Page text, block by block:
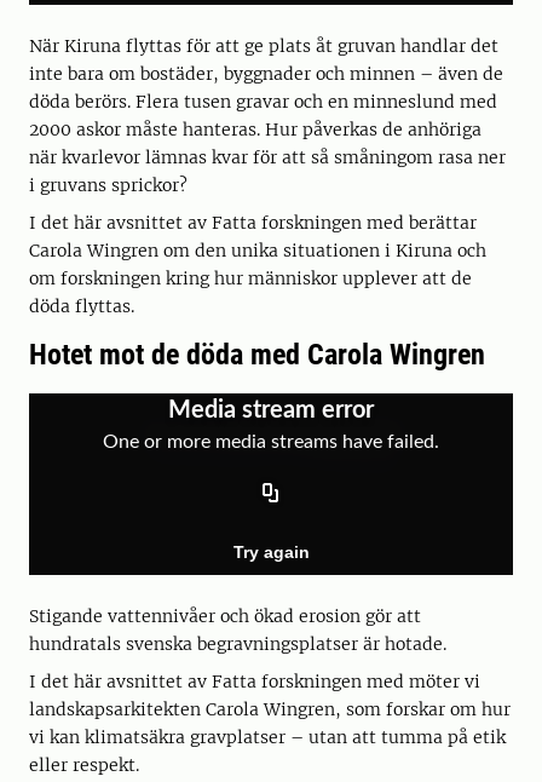
När Kiruna flyttas för att ge plats åt gruvan handlar det
inte bara om bostäder, byggnader och minnen – även de
döda berörs. Flera tusen gravar och en minneslund med
2000 askor måste hanteras. Hur påverkas de anhöriga
när kvarlevor lämnas kvar för att så småningom rasa ner
i gruvans sprickor?
I det här avsnittet av Fatta forskningen med berättar
Carola Wingren om den unika situationen i Kiruna och
om forskningen kring hur människor upplever att de
döda flyttas.
Hotet mot de döda med Carola Wingren
Stigande vattennivåer och ökad erosion gör att
hundratals svenska begravningsplatser är hotade.
I det här avsnittet av Fatta forskningen med möter vi
landskapsarkitekten Carola Wingren, som forskar om hur
vi kan klimatsäkra gravplatser – utan att tumma på etik
eller respekt.